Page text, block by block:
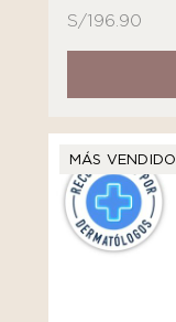
S/196.90
MÁS VENDIDO